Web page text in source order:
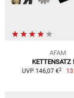
AFAM
KETTENSATZ
UVP 146,07 €2